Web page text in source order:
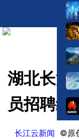
湖北长江
员招聘结
长江云新闻 ©原